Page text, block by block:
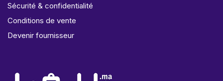
Sécurité & confidentialité
Conditions de vente
Devenir fournisseur